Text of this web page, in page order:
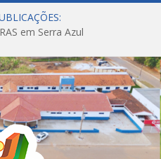
em Serra Azul